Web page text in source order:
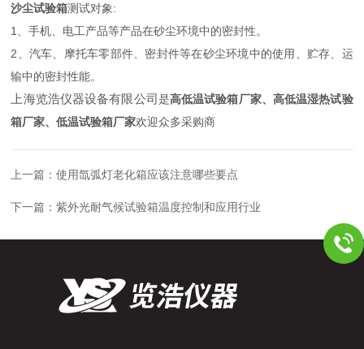
沙尘试验箱测试对象:
1、手机、电工产品等产品在砂尘环境中的密封性。
2、汽车、摩托车零部件、密封件等在砂尘环境中的使用、贮存、运
输中的密封性能。
上海览浩仪器设备有限公司是高低温试验箱厂家、高低温湿热试验
箱厂家、低温试验箱厂家欢迎众多采购商
上一篇：使用氙弧灯老化箱应该注意哪些要点
下一篇：紫外光耐气候试验箱温度控制和应用行业